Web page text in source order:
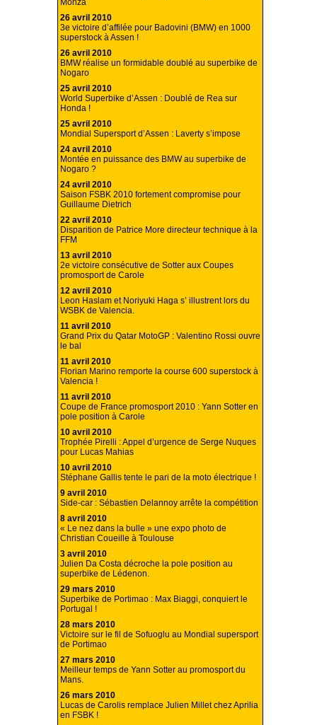
Monza
26 avril 2010
3e victoire d’affilée pour Badovini (BMW) en 1000
superstock à Assen !
26 avril 2010
BMW réalise un formidable doublé au superbike de
Nogaro
25 avril 2010
World Superbike d’Assen : Doublé de Rea sur
Honda !
25 avril 2010
Mondial Supersport d’Assen : Laverty s’impose
24 avril 2010
Montée en puissance des BMW au superbike de
Nogaro ?
24 avril 2010
Saison FSBK 2010 fortement compromise pour
Guillaume Dietrich
22 avril 2010
Disparition de Patrice More directeur technique à la
FFM
13 avril 2010
2e victoire consécutive de Sotter aux Coupes
promosport de Carole
12 avril 2010
Leon Haslam et Noriyuki Haga s’ illustrent lors du
WSBK de Valencia.
11 avril 2010
Grand Prix du Qatar MotoGP : Valentino Rossi ouvre
le bal
11 avril 2010
Florian Marino remporte la course 600 superstock à
Valencia !
11 avril 2010
Coupe de France promosport 2010 : Yann Sotter en
pole position à Carole
10 avril 2010
Trophée Pirelli : Appel d’urgence de Serge Nuques
pour Lucas Mahias
10 avril 2010
Stéphane Gallis tente le pari de la moto électrique !
9 avril 2010
Side-car : Sébastien Delannoy arrête la compétition
8 avril 2010
« Le nez dans la bulle » une expo photo de
Christian Coueille à Toulouse
3 avril 2010
Julien Da Costa décroche la pole position au
superbike de Lédenon.
29 mars 2010
Superbike de Portimao : Max Biaggi, conquiert le
Portugal !
28 mars 2010
Victoire sur le fil de Sofuoglu au Mondial supersport
de Portimao
27 mars 2010
Meilleur temps de Yann Sotter au promosport du
Mans.
26 mars 2010
Lucas de Carolis remplace Julien Millet chez Aprilia
en FSBK !